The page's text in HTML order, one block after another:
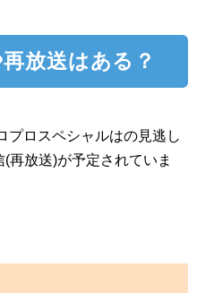
放送はある？
プロスペシャルはの見逃し
再放送)が予定されていま